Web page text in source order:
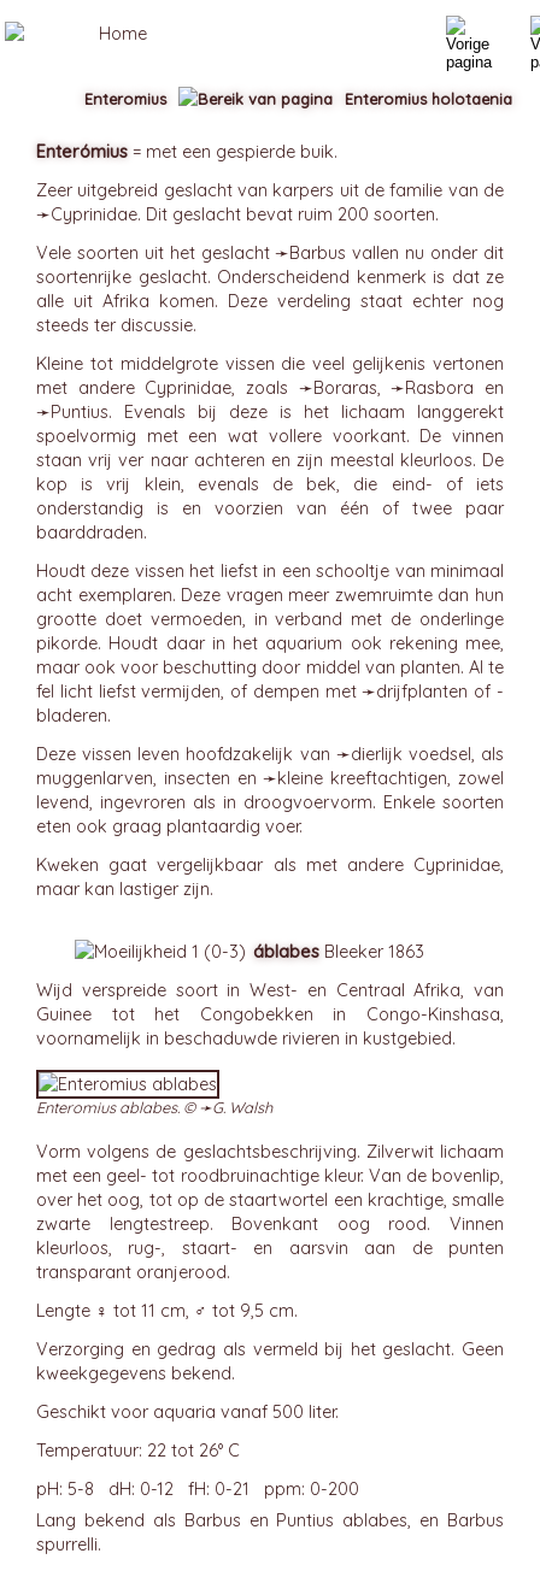
Enterómius = met een gespierde buik.
Zeer uitgebreid geslacht van karpers uit de familie van de
➛Cyprinidae. Dit geslacht bevat ruim 200 soorten.
Vele soorten uit het geslacht ➛Barbus vallen nu onder dit
soortenrijke geslacht. Onderscheidend kenmerk is dat ze
alle uit Afrika komen. Deze verdeling staat echter nog
steeds ter discussie.
Kleine tot middelgrote vissen die veel gelijkenis vertonen
met andere Cyprinidae, zoals ➛Boraras, ➛Rasbora en
➛Puntius. Evenals bij deze is het lichaam langgerekt
spoelvormig met een wat vollere voorkant. De vinnen
staan vrij ver naar achteren en zijn meestal kleurloos. De
kop is vrij klein, evenals de bek, die eind- of iets
onderstandig is en voorzien van één of twee paar
baarddraden.
Houdt deze vissen het liefst in een schooltje van minimaal
acht exemplaren. Deze vragen meer zwemruimte dan hun
grootte doet vermoeden, in verband met de onderlinge
pikorde. Houdt daar in het aquarium ook rekening mee,
maar ook voor beschutting door middel van planten. Al te
fel licht liefst vermijden, of dempen met ➛drijfplanten of -
bladeren.
Deze vissen leven hoofdzakelijk van ➛dierlijk voedsel, als
muggenlarven, insecten en ➛kleine kreeftachtigen, zowel
levend, ingevroren als in droogvoervorm. Enkele soorten
eten ook graag plantaardig voer.
Kweken gaat vergelijkbaar als met andere Cyprinidae,
maar kan lastiger zijn.
áblabes Bleeker 1863
Wijd verspreide soort in West- en Centraal Afrika, van
Guinee tot het Congobekken in Congo-Kinshasa,
voornamelijk in beschaduwde rivieren in kustgebied.
Enteromius ablabes. © ➛G. Walsh
Vorm volgens de geslachtsbeschrijving. Zilverwit lichaam
met een geel- tot roodbruinachtige kleur. Van de bovenlip,
over het oog, tot op de staartwortel een krachtige, smalle
zwarte lengtestreep. Bovenkant oog rood. Vinnen
kleurloos, rug-, staart- en aarsvin aan de punten
transparant oranjerood.
Lengte ♀ tot 11 cm, ♂ tot 9,5 cm.
Verzorging en gedrag als vermeld bij het geslacht. Geen
kweekgegevens bekend.
Geschikt voor aquaria vanaf 500 liter.
Temperatuur: 22 tot 26° C
pH: 5-8 dH: 0-12 fH: 0-21 ppm: 0-200
Lang bekend als Barbus en Puntius ablabes, en Barbus
spurrelli.
Enteromius Enteromius holotaenia